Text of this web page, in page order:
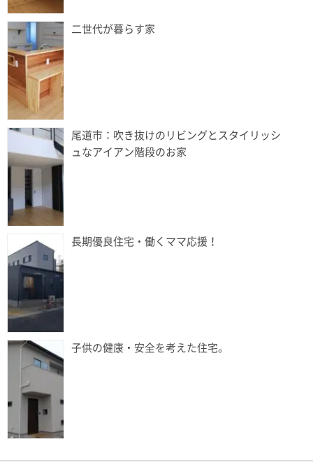
二世代が暮らす家
尾道市：吹き抜けのリビングとスタイリッシ
ュなアイアン階段のお家
長期優良住宅・働くママ応援！
子供の健康・安全を考えた住宅。